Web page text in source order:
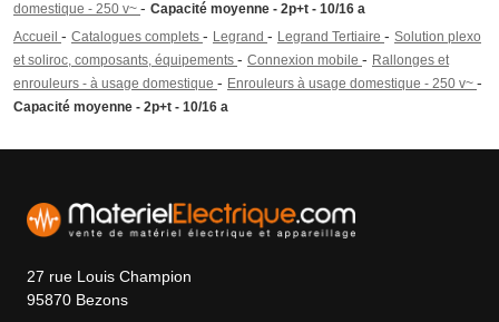
domestique - 250 v~ - Capacité moyenne - 2p+t - 10/16 a
Accueil - Catalogues complets - Legrand - Legrand Tertiaire - Solution plexo
et soliroc, composants, équipements - Connexion mobile - Rallonges et
enrouleurs - à usage domestique - Enrouleurs à usage domestique - 250 v~ -
Capacité moyenne - 2p+t - 10/16 a
27 rue Louis Champion
95870 Bezons